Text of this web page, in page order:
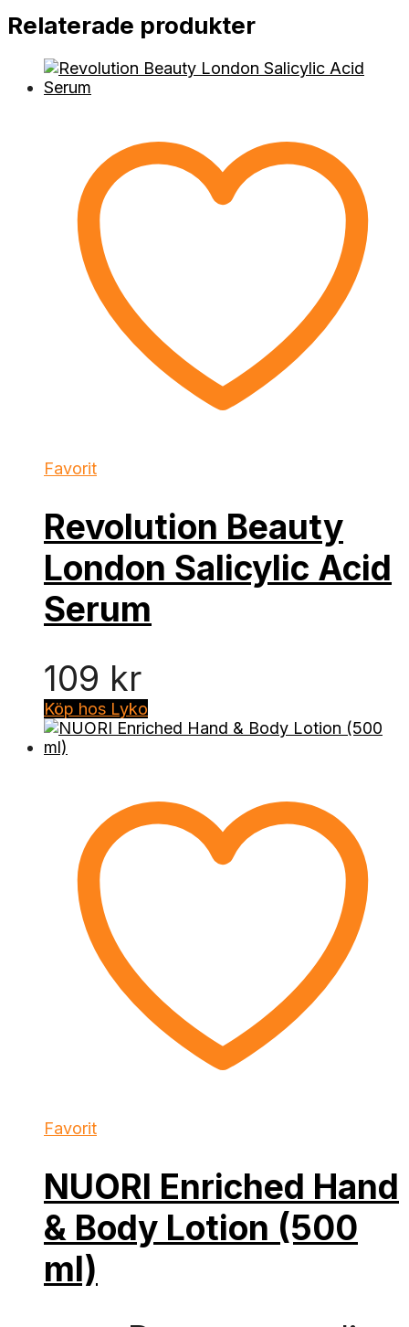
Relaterade produkter
Favorit
Revolution Beauty
London Salicylic Acid
Serum
109 kr
Köp hos Lyko
Favorit
NUORI Enriched Hand
& Body Lotion (500
ml)